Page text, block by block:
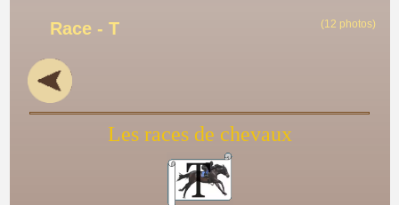
Race - T (12 photos)
Les races de chevaux